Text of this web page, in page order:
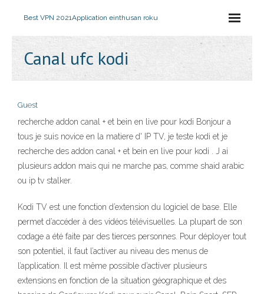
Best VPN 2021Application einthusan roku
Canal ufc kodi
Guest
recherche addon canal + et bein en live pour kodi Bonjour a
tous je suis novice en la matiere d' IP TV, je teste kodi et je
recherche des addon canal + et bein en live pour kodi . J ai
plusieurs addon mais qui ne marche pas, comme shaid arabic
ou ip tv stalker.
Kodi TV est une fonction d’extension du logiciel de base. Elle
permet d’accéder à des vidéos télévisuelles. La plupart de son
codage a été faite par des tierces personnes. Pour déployer tout
son potentiel, il faut l’activer au niveau des menus de
l’application. Il est même possible d’activer plusieurs
extensions en fonction de la situation géographique et des